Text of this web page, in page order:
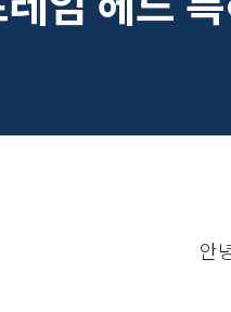
안